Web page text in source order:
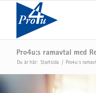
Pro4u:s ramavtal med
Du är här: Startsida / Pro4u:s